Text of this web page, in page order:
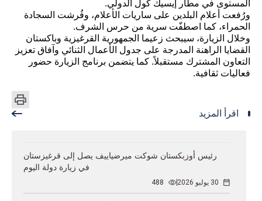
المستوى في مطار إيسيك كول الدولي.
ورُفعت أعلام البلدين على ساريات الأعلام، وفُرشت السجادة
الحمراء، كما اصطفّت سرية من حرس الشرف.
وخلال الزيارة، سيبحث زعيما الجمهورية القرغيزية وباكستان
القضايا الراهنة المدرجة على جدول الأعمال الثنائي وآفاق تعزيز
التعاون المشترك مستقبلاً. كما يتضمن برنامج الزيارة حضور
فعاليات ثقافية.
اقرأ المزيد
رئيس أوزبكستان شوكت ميرضياييف يصل إلى قرغيزستان
في زيارة دولة اليوم
30 يوليو 2026 488